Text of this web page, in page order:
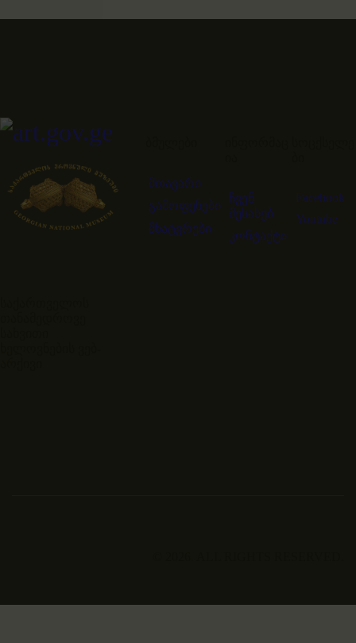
მთავარი
გამოფენები
მხატვრები
ჩვენ
შესახებ
კონტაქტი
Facebook
Youtube